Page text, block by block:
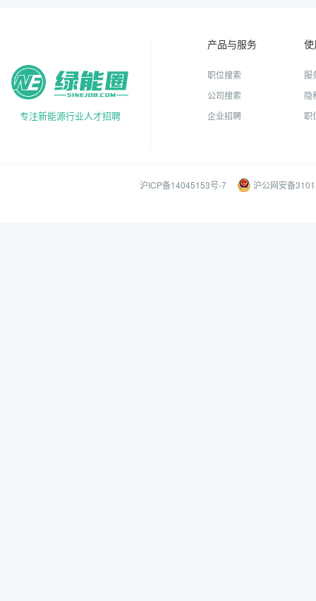
专注新能源行业人才招聘
产品与服务
职位搜索
公司搜索
企业招聘
服
隐
职
沪ICP备14045153号-7 沪公网安备